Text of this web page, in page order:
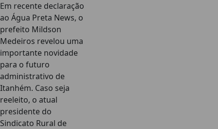
Em recente declaração
ao Água Preta News, o
prefeito Mildson
Medeiros revelou uma
importante novidade
para o futuro
administrativo de
Itanhém. Caso seja
reeleito, o atual
presidente do
Sindicato Rural de